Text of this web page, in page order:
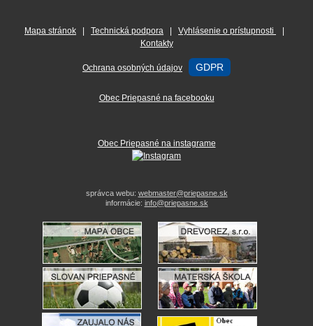
Mapa stránok Technická podpora Vyhlásenie o prístupnosti
Kontakty
Ochrana osobných údajov GDPR
Obec Priepasné na facebooku
Obec Priepasné na instagrame
správca webu: webmaster@priepasne.sk
informácie: info@priepasne.sk